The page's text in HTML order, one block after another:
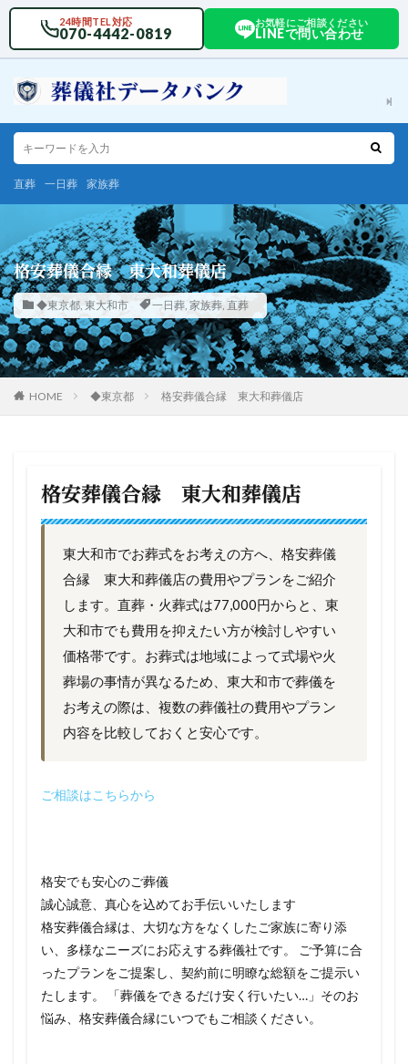
24時間TEL対応
070-4442-0819
お気軽にご相談ください
LINEで問い合わせ
直葬 一日葬 家族葬
格安葬儀合縁 東大和葬儀店
◆東京都, 東大和市 一日葬, 家族葬, 直葬
HOME ◆東京都 格安葬儀合縁 東大和葬儀店
格安葬儀合縁 東大和葬儀店
東大和市でお葬式をお考えの方へ、格安葬儀
合縁 東大和葬儀店の費用やプランをご紹介
します。直葬・火葬式は77,000円からと、東
大和市でも費用を抑えたい方が検討しやすい
価格帯です。お葬式は地域によって式場や火
葬場の事情が異なるため、東大和市で葬儀を
お考えの際は、複数の葬儀社の費用やプラン
内容を比較しておくと安心です。
ご相談はこちらから
格安でも安心のご葬儀
誠心誠意、真心を込めてお手伝いいたします
格安葬儀合縁は、大切な方をなくしたご家族に寄り添
い、多様なニーズにお応えする葬儀社です。 ご予算に合
ったプランをご提案し、契約前に明瞭な総額をご提示い
たします。 「葬儀をできるだけ安く行いたい…」そのお
悩み、格安葬儀合縁にいつでもご相談ください。